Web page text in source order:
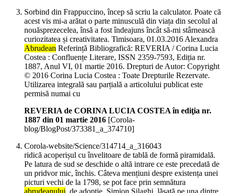
Sorbind din Frappuccino, încep să scriu la calculator. Poate că
acest vis mi-a arătat o parte minusculă din viața din secolul al
nouăsprezecelea, însă a fost îndeajuns încât să-mi stârnească
curiozitatea și creativitatea. Timisoara, 01.03.2016 Alexandra
Abrudean Referință Bibliografică: REVERIA / Corina Lucia
Costea : Confluențe Literare, ISSN 2359-7593, Ediția nr.
1887, Anul VI, 01 martie 2016. Drepturi de Autor: Copyright
© 2016 Corina Lucia Costea : Toate Drepturile Rezervate.
Utilizarea integrală sau parțială a articolului publicat este
permisă numai cu
REVERIA de CORINA LUCIA COSTEA în ediţia nr.
1887 din 01 martie 2016 [Corola-
blog/BlogPost/373381_a_374710]
Corola-website/Science/314714_a_316043
ridică acoperișul cu învelitoare de tablă de formă piramidală.
Pe latura de sud se deschide o altă intrare ce este precedată de
un pridvor mic, închis. Câteva mențiuni despre existența unei
picturi vechi de la 1798, se pot face prin semnătura